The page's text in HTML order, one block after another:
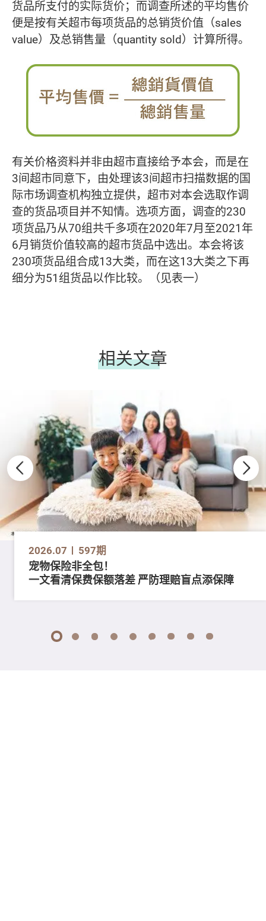
货品所支付的实际货价；而调查所述的平均售价
便是按有关超市每项货品的总销货价值（sales
value）及总销售量（quantity sold）计算所得。
有关价格资料并非由超市直接给予本会，而是在
3间超市同意下，由处理该3间超市扫描数据的国
际市场调查机构独立提供，超市对本会选取作调
查的货品项目并不知情。选项方面，调查的230
项货品乃从70组共千多项在2020年7月至2021年
6月销货价值较高的超市货品中选出。本会将该
230项货品组合成13大类，而在这13大类之下再
细分为51组货品以作比较。（见表一）
相关文章
2026.07 597期
宠物保险非全包！
一文看清保费保额落差 严防理赔盲点添保障
1 2 3 4 5 6 7 8 9